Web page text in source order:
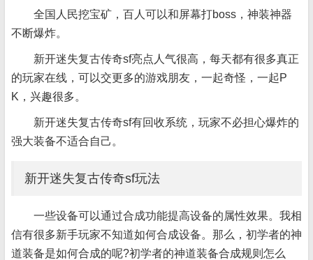
全国人民挖宝矿，百人可以和屏幕打boss，神装神器
不断爆炸。
新开迷失复古传奇sf亮点人气很高，每天都有很多真正
的玩家在线，可以交更多的游戏朋友，一起奇怪，一起P
K，兴趣很多。
新开迷失复古传奇sf有回收系统，玩家不必担心爆炸的
强大装备不适合自己。
新开迷失复古传奇sf玩法
一些设备可以通过合成功能提高设备的属性效果。我相
信有很多新手玩家不知道如何合成设备。那么，初学者的神
道装备是如何合成的呢?初学者的神道装备合成规则怎么